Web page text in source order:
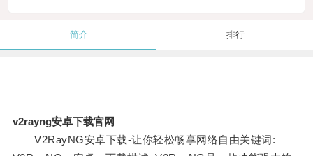
简介 排行
v2rayng安卓下载官网
V2RayNG安卓下载-让你轻松畅享网络自由关键词: